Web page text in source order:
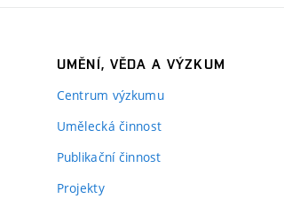
UMĚNÍ, VĚDA A VÝZKUM
Centrum výzkumu
Umělecká činnost
Publikační činnost
Projekty